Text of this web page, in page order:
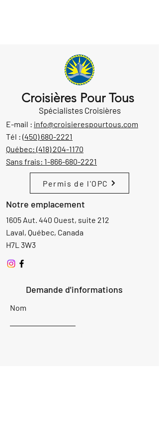
Croisières Pour Tous
Spécialistes Croisières
E-mail : info@croisierespourtous.com
Tél : (450) 680-2221
Québec: (418) 204-1170
Sans frais: 1-866-680-2221
Permis de l'OPC
Notre emplacement
1605 Aut. 440 Ouest, suite 212
Laval, Québec, Canada
H7L 3W3
Demande d'informations
Nom